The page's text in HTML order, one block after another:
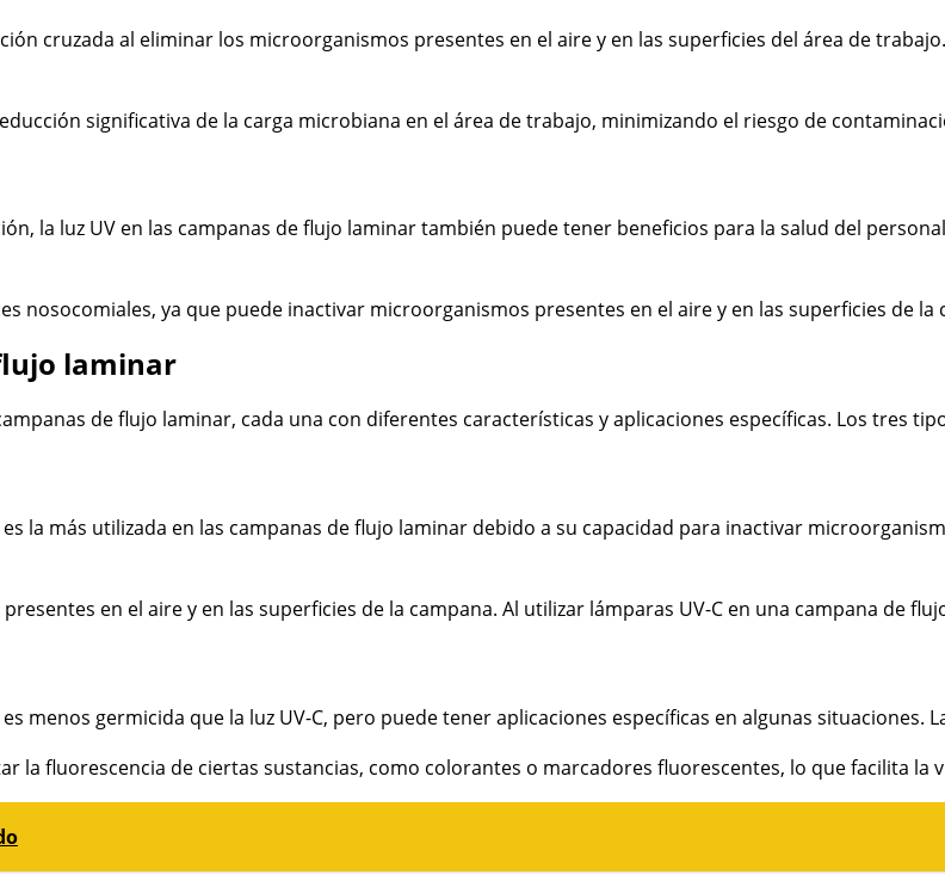
cruzada al eliminar los microorganismos presentes en el aire y en las superficies del área de
significativa de la carga microbiana en el área de trabajo, minimizando el riesgo de
la luz UV en las campanas de flujo laminar también puede tener beneficios para la salud del
nosocomiales, ya que puede inactivar microorganismos presentes en el aire y en las superficies de
laminar
de flujo laminar, cada una con diferentes características y aplicaciones específicas. Los tres
la más utilizada en las campanas de flujo laminar debido a su capacidad para inactivar
en el aire y en las superficies de la campana. Al utilizar lámparas UV-C en una campana
menos germicida que la luz UV-C, pero puede tener aplicaciones específicas en algunas
la fluorescencia de ciertas sustancias, como colorantes o marcadores fluorescentes, lo que facilita